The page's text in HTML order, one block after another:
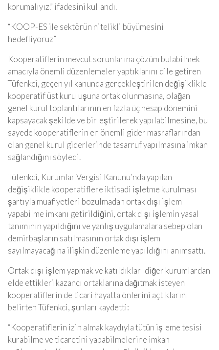
korumalıyız.” ifadesini kullandı.
“KOOP-ES ile sektörün nitelikli büyümesini
hedefliyoruz”
Kooperatiflerin mevcut sorunlarına çözüm bulabilmek
amacıyla önemli düzenlemeler yaptıklarını dile getiren
Tüfenkci, geçen yıl kanunda gerçekleştirilen değişiklikle
kooperatif üst kuruluşuna ortak olunmasına, olağan
genel kurul toplantılarının en fazla üç hesap dönemini
kapsayacak şekilde ve birleştirilerek yapılabilmesine, bu
sayede kooperatiflerin en önemli gider masraflarından
olan genel kurul giderlerinde tasarruf yapılmasına imkan
sağlandığını söyledi.
Tüfenkci, Kurumlar Vergisi Kanunu’nda yapılan
değişiklikle kooperatiflere iktisadi işletme kurulması
şartıyla muafiyetleri bozulmadan ortak dışı işlem
yapabilme imkanı getirildiğini, ortak dışı işlemin yasal
tanımının yapıldığını ve yanlış uygulamalara sebep olan
demirbaşların satılmasının ortak dışı işlem
sayılmayacağına ilişkin düzenleme yapıldığını anımsattı.
Ortak dışı işlem yapmak ve katıldıkları diğer kurumlardan
elde ettikleri kazancı ortaklarına dağıtmak isteyen
kooperatiflerin de ticari hayatta önlerini açtıklarını
belirten Tüfenkci, şunları kaydetti:
“Kooperatiflerin izin almak kaydıyla tütün işleme tesisi
kurabilme ve ticaretini yapabilmelerine imkan